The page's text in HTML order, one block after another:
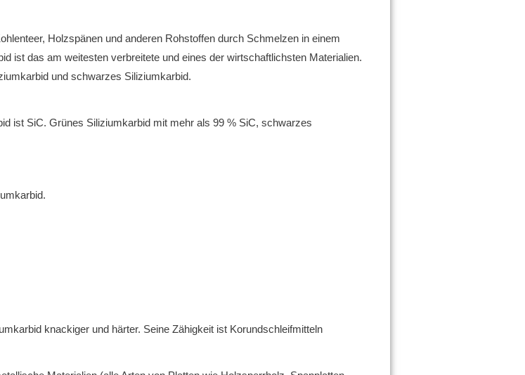
Holzspänen und anderen Rohstoffen durch Schmelzen in einem
ist das am weitesten verbreitete und eines der wirtschaftlichsten Materialien.
und schwarzes Siliziumkarbid.
ist SiC. Grünes Siliziumkarbid mit mehr als 99 % SiC, schwarzes
knackiger und härter. Seine Zähigkeit ist Korundschleifmitteln